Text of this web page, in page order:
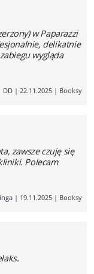
w Paparazzi
delikatnie
wygląda
DD | 22.11.2025 | Booksy
zawsze czuję się
Polecam
| 19.11.2025 | Booksy